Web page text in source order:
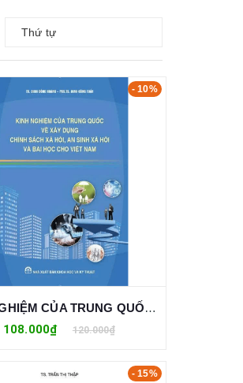
Thứ tự
- 10%
KINH NGHIỆM CỦA TRUNG QUỐC VỀ XÂY DỰNG CHÍNH SÁCH XÃ HỘI, AN SINH XÃ HỘI VÀ BÀI HỌC CHO VIỆT NAM
108.000₫ 120.000₫
- 15%